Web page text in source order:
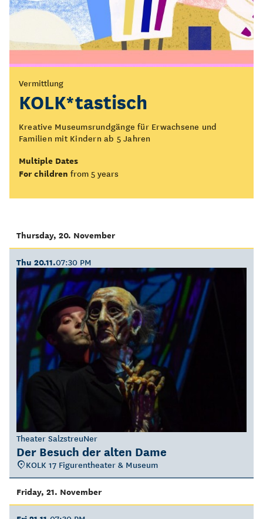
Vermittlung
KOLK*tastisch
Kreative Museumsrundgänge für Erwachsene und
Familien mit Kindern ab 5 Jahren
Multiple Dates
For children from 5 years
Thursday, 20. November
Thu 20.11.07:30 PM
Theater SalzstreuNer
Der Besuch der alten Dame
KOLK 17 Figurentheater & Museum
Friday, 21. November